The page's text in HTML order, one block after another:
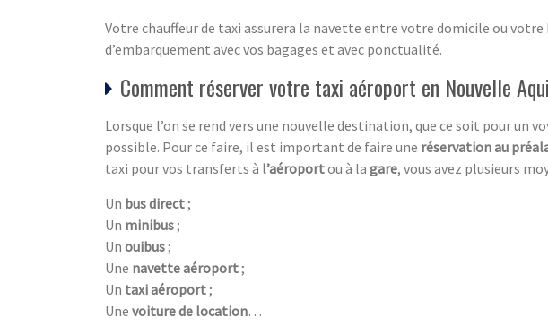
Votre chauffeur de taxi assurera la navette entre votre domicile ou
d’embarquement avec vos bagages et avec ponctualité.
Comment réserver votre taxi aéroport en Nouvelle
Lorsque l’on se rend vers une nouvelle destination, que ce soit pour un
possible. Pour ce faire, il est important de faire une réservation au
taxi pour vos transferts à l’aéroportou à la gare, vous avez plusieurs
Un bus direct ;
Un minibus ;
Un ouibus ;
Une navette aéroport ;
Un taxi aéroport ;
Une voiture de location…